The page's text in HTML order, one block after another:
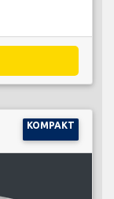
KOMPAKT